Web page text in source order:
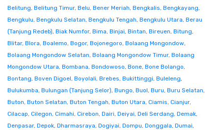
Belitung, Belitung Timur, Belu, Bener Meriah, Bengkalis, Bengkayang,
Bengkulu, Bengkulu Selatan, Bengkulu Tengah, Bengkulu Utara, Berau
(Tanjung Redeb), Biak Numfor, Bima, Binjai, Bintan, Bireuen, Bitung,
Blitar, Blora, Boalemo, Bogor, Bojonegoro, Bolaang Mongondow,
Bolaang Mongondow Selatan, Bolaang Mongondow Timur, Bolaang
Mongondow Utara, Bombana, Bondowoso, Bone, Bone Bolango,
Bontang, Boven Digoel, Boyolali, Brebes, Bukittinggi, Buleleng,
Bulukumba, Bulungan (Tanjung Selor), Bungo, Buol, Buru, Buru Selatan,
Buton, Buton Selatan, Buton Tengah, Buton Utara, Ciamis, Cianjur,
Cilacap, Cilegon, Cimahi, Cirebon, Dairi, Deiyai, Deli Serdang, Demak,
Denpasar, Depok, Dharmasraya, Dogiyai, Dompu, Donggala, Dumai,